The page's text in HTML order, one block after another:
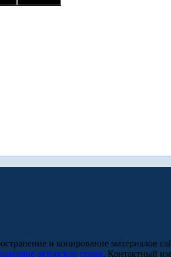
и копирование материалов
авторские права. Контактный